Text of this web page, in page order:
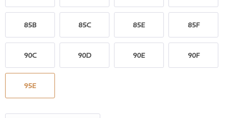
85B 85C 85E 85F
90C 90D 90E 90F
95E